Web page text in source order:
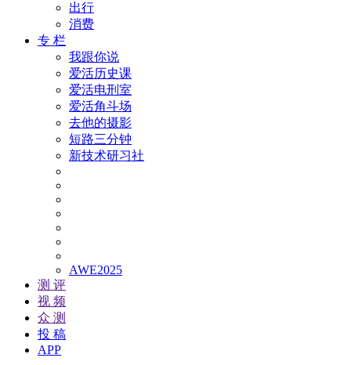
出行
消费
专 栏
我跟你说
爱活历史课
爱活电刑室
爱活角斗场
去他的摄影
短路三分钟
新技术研习社
AWE2025
测 评
视 频
众 测
投 稿
APP